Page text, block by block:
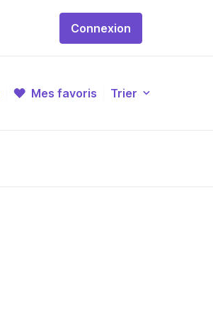
Connexion
Mes favoris Trier